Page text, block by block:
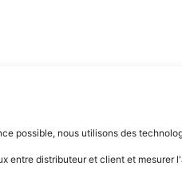
possible, nous utilisons des
entre distributeur et client et